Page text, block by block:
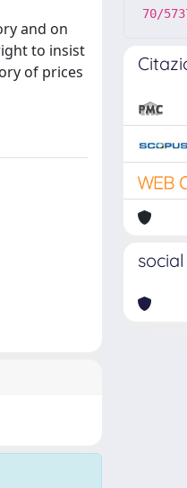
and on
to insist
of prices
70/